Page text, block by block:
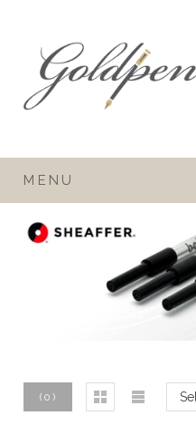
MENU
( 0 )